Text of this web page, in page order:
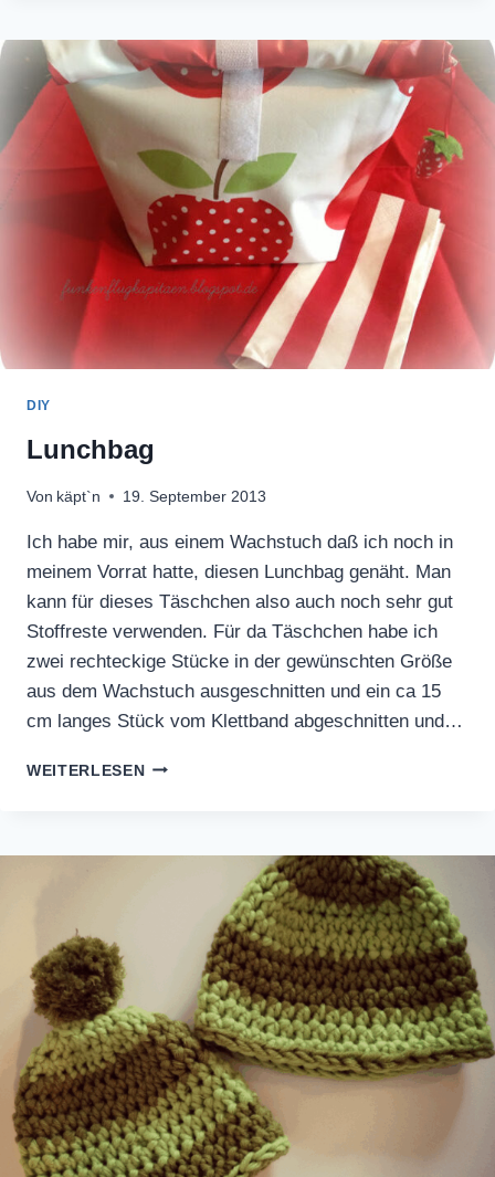
DIY
Lunchbag
Von käpt`n 19. September 2013
Ich habe mir, aus einem Wachstuch daß ich noch in
meinem Vorrat hatte, diesen Lunchbag genäht. Man
kann für dieses Täschchen also auch noch sehr gut
Stoffreste verwenden. Für da Täschchen habe ich
zwei rechteckige Stücke in der gewünschten Größe
aus dem Wachstuch ausgeschnitten und ein ca 15
cm langes Stück vom Klettband abgeschnitten und…
WEITERLESENLUNCHBAG